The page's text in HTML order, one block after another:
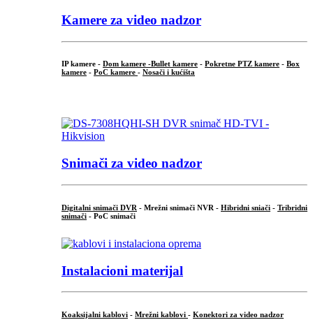
Kamere za video nadzor
IP kamere - Dom kamere -Bullet kamere - Pokretne PTZ kamere - Box
kamere - PoC kamere - Nosači i kućišta
Snimači za video nadzor
Digitalni snimači DVR - Mrežni snimači NVR - Hibridni sniači - Tribridni
snimači - PoC snimači
Instalacioni materijal
Koaksijalni kablovi - Mrežni kablovi - Konektori za video nadzor